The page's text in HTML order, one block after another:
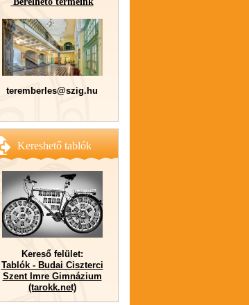
teremberles@szig.hu
Kereshető tablók
Kereső felület:
Tablók - Budai Ciszterci
Szent Imre Gimnázium
(tarokk.net)